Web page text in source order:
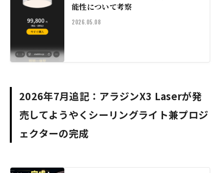
能性について考察
2026.05.08
2026年7月追記：アラジンX3 Laserが発
売してようやくシーリングライト兼プロジ
ェクターの完成